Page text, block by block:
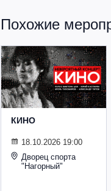
Похожие
КИНО
18.10.2026 19:00
Дворец спорта
"Нагорный"